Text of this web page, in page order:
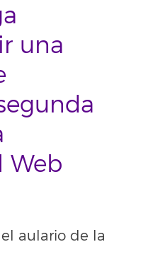
una
Web
aulario de la